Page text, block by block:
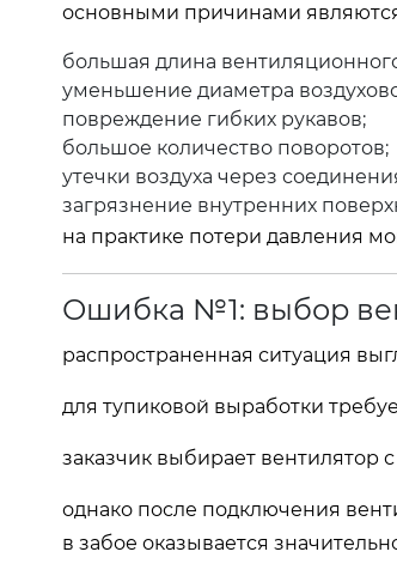
основными причинами
большая длина
уменьшение диаметра
повреждение гибких рукавов;
большое количество поворотов;
утечки воздуха через
загрязнение внутренних
на практике потери давления
Ошибка №1: выбор
распространенная ситуация
для тупиковой выработки
заказчик выбирает вентилятор
однако после подключения
в забое оказывается